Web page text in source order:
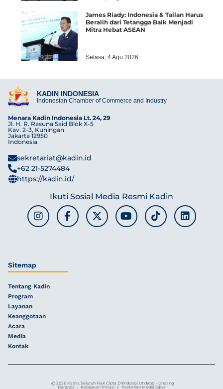
James Riady: Indonesia & Tailan Harus
Beralih dari Tetangga Baik Menjadi
Mitra Hebat ASEAN
Selasa, 4 Agu 2026
KADIN INDONESIA
Indonesian Chamber of Commerce and Industry
Menara Kadin Indonesia Lt. 24, 29
Jl. H. R. Rasuna Said Blok X-5
Kav. 2-3, Kuningan
Jakarta 12950
Indonesia
sekretariat@kadin.id
+62 21-5274484
https://kadin.id/
Ikuti Sosial Media Resmi Kadin
Sitemap
Tentang Kadin
Program
Layanan
Keanggotaan
Acara
Media
Kontak
@ 2026 Kadin, Seluruh Hak Cipta Dilindungi Undang - Undang
Beranda
| Kebijakan Privasi Pedoman Media Siber